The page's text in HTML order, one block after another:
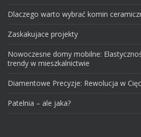
Dlaczego warto wybrać komin
Zaskakujace projekty
Nowoczesne domy mobilne:
trendy w mieszkalnictwie
Diamentowe Precyzje: Rewolucja w
Patelnia – ale jaka?